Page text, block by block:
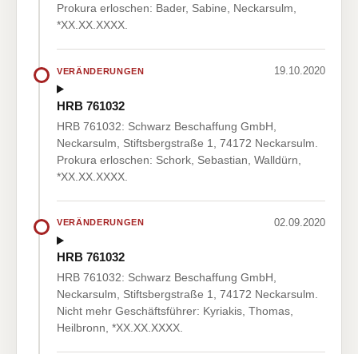
Prokura erloschen: Bader, Sabine, Neckarsulm,
*XX.XX.XXXX.
VERÄNDERUNGEN 19.10.2020
HRB 761032
HRB 761032: Schwarz Beschaffung GmbH,
Neckarsulm, Stiftsbergstraße 1, 74172 Neckarsulm.
Prokura erloschen: Schork, Sebastian, Walldürn,
*XX.XX.XXXX.
VERÄNDERUNGEN 02.09.2020
HRB 761032
HRB 761032: Schwarz Beschaffung GmbH,
Neckarsulm, Stiftsbergstraße 1, 74172 Neckarsulm.
Nicht mehr Geschäftsführer: Kyriakis, Thomas,
Heilbronn, *XX.XX.XXXX.